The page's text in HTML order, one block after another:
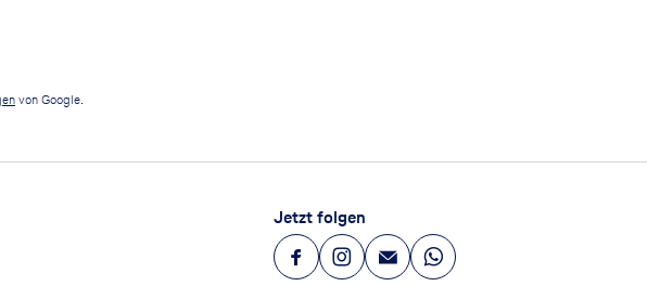
von Google.
Jetzt folgen